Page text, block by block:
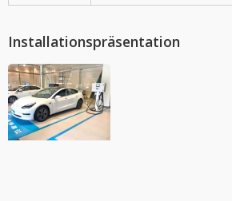
Installationspräsentation